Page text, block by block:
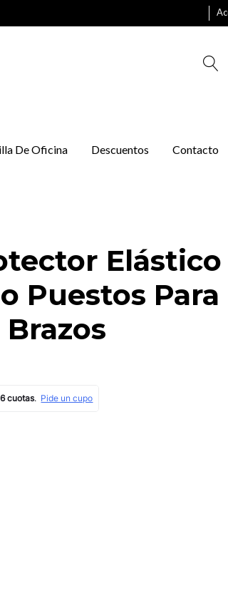
De Oficina Descuentos Contacto
Elástico
Puestos Para